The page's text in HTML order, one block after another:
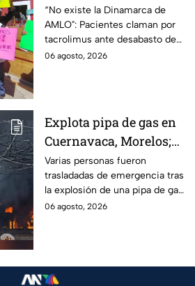
claman por
medicamentos ante
desabasto en IMSS
Puebla
“No existe la Dinamarca de
AMLO": Pacientes claman por
tacrolimus ante desabasto de
medicamentos en hospital del
06 agosto, 2026
Explota pipa de gas en
Cuernavaca, Morelos;
se reportan más de 20
personas con
quemaduras
Varias personas fueron
trasladadas de emergencia tras
la explosión de una pipa de gas
cerca de la colonia Las
06 agosto, 2026